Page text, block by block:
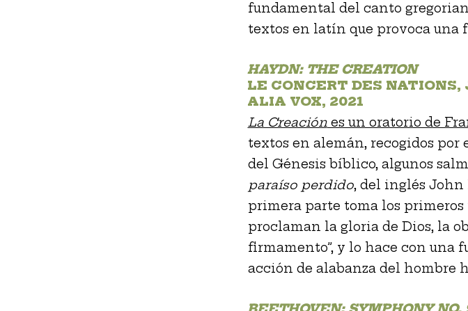
fundamental del canto
textos en latín que provoca una
HAYDN: THE CREATION
LE CONCERT DES NATIONS,
ALIA VOX, 2021
La Creaciónes un oratorio de
textos en alemán, recogidos
del Génesis bíblico, algunos
paraíso perdido, del inglés
primera parte toma los primeros
proclaman la gloria de Dios, la
firmamento”, y lo hace con una
acción de alabanza del hombre